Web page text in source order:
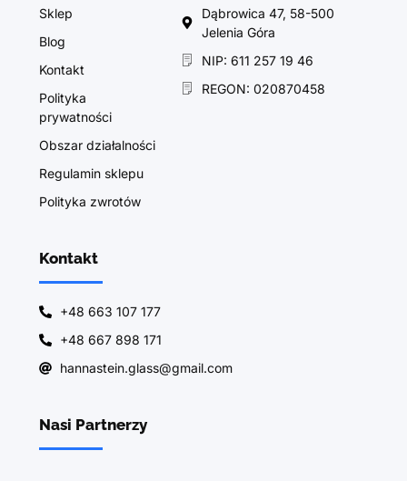
Sklep
Blog
Kontakt
Polityka
prywatności
Obszar działalności
Regulamin sklepu
Polityka zwrotów
Dąbrowica 47, 58-500
Jelenia Góra
NIP: 611 257 19 46
REGON: 020870458
Kontakt
+48 663 107 177
+48 667 898 171
hannastein.glass@gmail.com
Nasi Partnerzy